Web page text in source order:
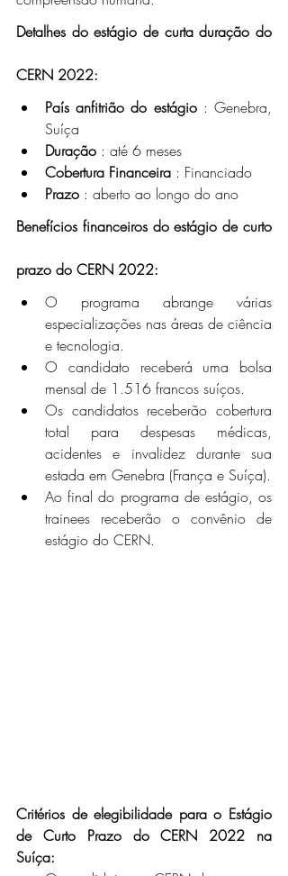
Detalhes do estágio de curta duração do
CERN 2022:
País anfitrião do estágio : Genebra,
Suíça
Duração : até 6 meses
Cobertura Financeira : Financiado
Prazo : aberto ao longo do ano
Benefícios financeiros do estágio de curto
prazo do CERN 2022:
O programa abrange várias
especializações nas áreas de ciência
e tecnologia.
O candidato receberá uma bolsa
mensal de 1.516 francos suíços.
Os candidatos receberão cobertura
total para despesas médicas,
acidentes e invalidez durante sua
estada em Genebra (França e Suíça).
Ao final do programa de estágio, os
trainees receberão o convênio de
estágio do CERN.
Critérios de elegibilidade para o Estágio
de Curto Prazo do CERN 2022 na
Suíça: